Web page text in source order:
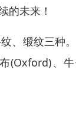
的未来！
、缎纹三种
(Oxford)、